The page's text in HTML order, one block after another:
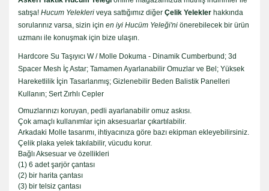
satışa! Hucum Yelekleri veya sattığımız diğer Çelik Yelekler hakkında
sorularınız varsa, sizin için en iyi Hucüm Yeleği'ni önerebilecek bir ürün
uzmanı ile konuşmak için bize ulaşın.
Hardcore Su Taşıyıcı W / Molle Dokuma - Dinamik Cumberbund; 3d
Spacer Mesh İç Astar; Tamamen Ayarlanabilir Omuzlar ve Bel; Yüksek
Hareketlilik İçin Tasarlanmış; Gizlenebilir Beden Balistik Panelleri
Kullanın; Sert Zırhlı Cepler
Omuzlarınızı koruyan, pedli ayarlanabilir omuz askısı.
Çok amaçlı kullanımlar için aksesuarlar çıkartılabilir.
Arkadaki Molle tasarımı, ihtiyacınıza göre bazı ekipman ekleyebilirsiniz.
Çelik plaka yelek takılabilir, vücudu korur.
Bağlı Aksesuar ve özellikleri
(1) 6 adet şarjör çantası
(2) bir harita çantası
(3) bir telsiz çantası